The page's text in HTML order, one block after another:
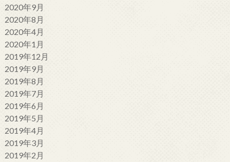
2020年9月
2020年8月
2020年4月
2020年1月
2019年12月
2019年9月
2019年8月
2019年7月
2019年6月
2019年5月
2019年4月
2019年3月
2019年2月